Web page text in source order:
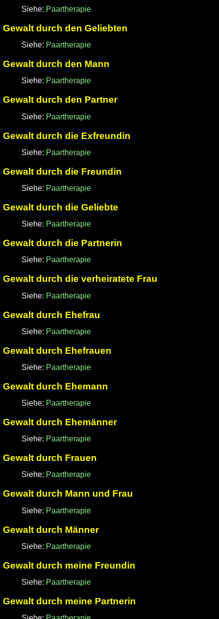
Siehe: Paartherapie
Gewalt durch den Geliebten
Siehe: Paartherapie
Gewalt durch den Mann
Siehe: Paartherapie
Gewalt durch den Partner
Siehe: Paartherapie
Gewalt durch die Exfreundin
Siehe: Paartherapie
Gewalt durch die Freundin
Siehe: Paartherapie
Gewalt durch die Geliebte
Siehe: Paartherapie
Gewalt durch die Partnerin
Siehe: Paartherapie
Gewalt durch die verheiratete Frau
Siehe: Paartherapie
Gewalt durch Ehefrau
Siehe: Paartherapie
Gewalt durch Ehefrauen
Siehe: Paartherapie
Gewalt durch Ehemann
Siehe: Paartherapie
Gewalt durch Ehemänner
Siehe: Paartherapie
Gewalt durch Frauen
Siehe: Paartherapie
Gewalt durch Mann und Frau
Siehe: Paartherapie
Gewalt durch Männer
Siehe: Paartherapie
Gewalt durch meine Freundin
Siehe: Paartherapie
Gewalt durch meine Partnerin